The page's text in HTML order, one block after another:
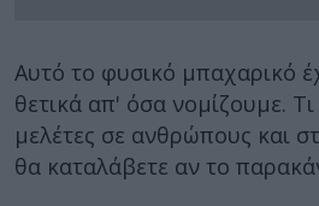
Αυτό το φυσικό μπαχαρικό
θετικά απ' όσα νομίζουμε. Τι
μελέτες σε ανθρώπους και
θα καταλάβετε αν το